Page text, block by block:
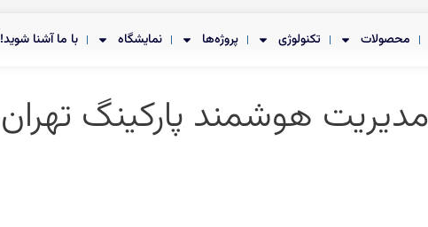
محصولات تکنولوژی پروژه‌ها نمایشگاه با ما آشنا شوید!
مدیریت هوشمند پارکینگ تهران